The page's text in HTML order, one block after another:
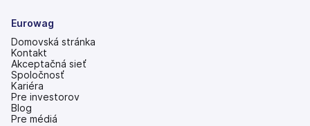
Eurowag
Domovská stránka
Kontakt
Akceptačná sieť
Spoločnosť
Kariéra
Pre investorov
(otvoriť
s
Blog
Pre médiá